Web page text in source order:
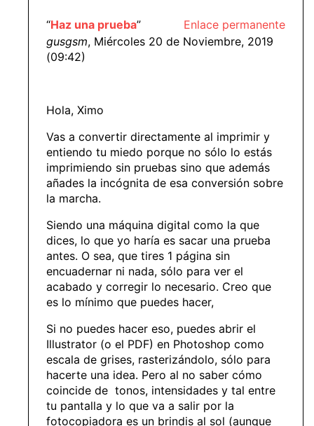
Enlace permanente
“Haz una prueba”
gusgsm, Miércoles 20 de Noviembre, 2019
(09:42)
Hola, Ximo
Vas a convertir directamente al imprimir y
entiendo tu miedo porque no sólo lo estás
imprimiendo sin pruebas sino que además
añades la incógnita de esa conversión sobre
la marcha.
Siendo una máquina digital como la que
dices, lo que yo haría es sacar una prueba
antes. O sea, que tires 1 página sin
encuadernar ni nada, sólo para ver el
acabado y corregir lo necesario. Creo que
es lo mínimo que puedes hacer,
Si no puedes hacer eso, puedes abrir el
Illustrator (o el PDF) en Photoshop como
escala de grises, rasterizándolo, sólo para
hacerte una idea. Pero al no saber cómo
coincide de tonos, intensidades y tal entre
tu pantalla y lo que va a salir por la
fotocopiadora es un brindis al sol (aunque